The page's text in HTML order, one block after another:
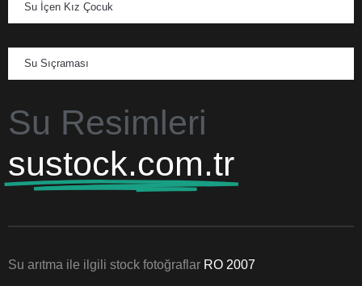
Su İçen Kız Çocuk
Su Sıçraması
Su Resimleri
sustock.com.tr
Su arıtma ile ilgili stock fotoğraflar RO 2007